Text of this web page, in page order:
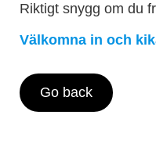
Riktigt snygg om du
Välkomna in och
Go back